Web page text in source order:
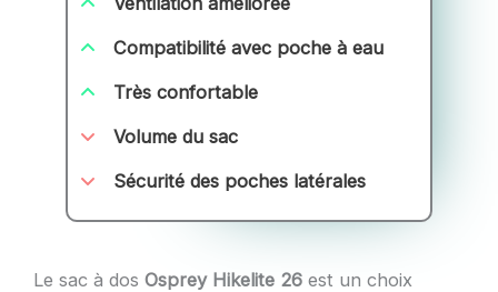
Compatibilité avec poche à eau
Très confortable
Volume du sac
Sécurité des poches latérales
Le sac à dos Osprey Hikelite 26 est un choix